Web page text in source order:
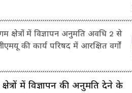
में विज्ञापन अनुमति अवधि 2 से
की कार्य परिषद में आरक्षित वर्गों
में विज्ञापन की अनुमति देने के